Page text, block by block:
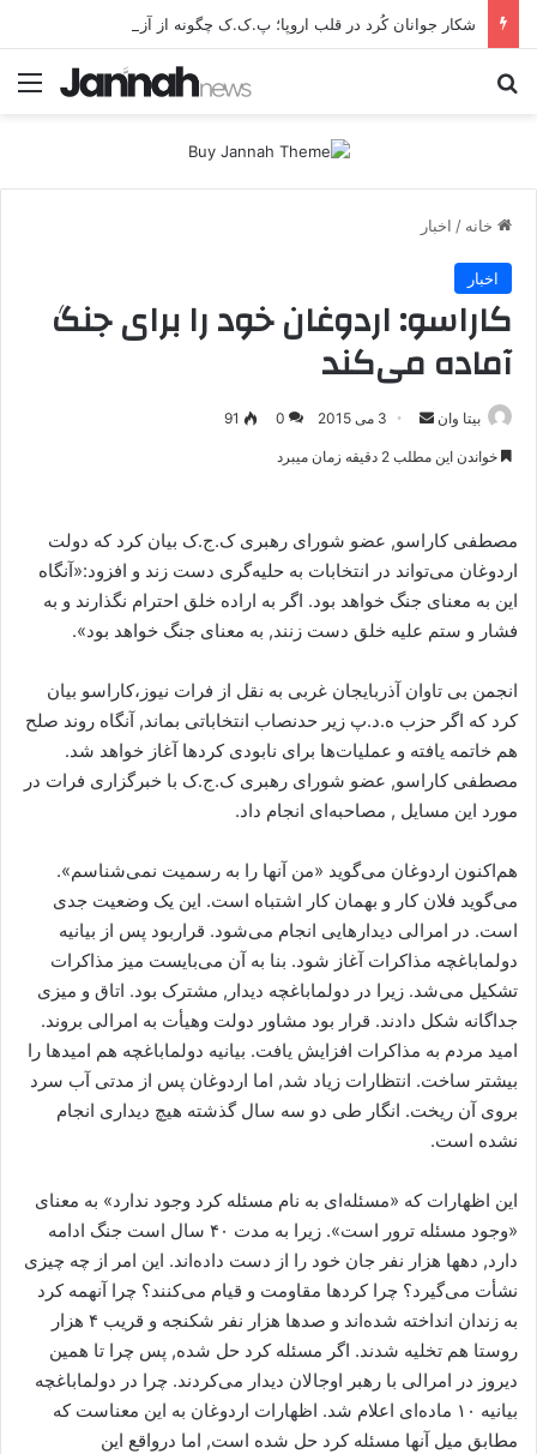
خانه / اخبار
اخبار
کاراسو: اردوغان خود را برای جنگ
آماده می‌کند
بیتا وان
ر
3 می 2015 0
91
خواندن این مطلب 2 دقیقه زمان میبرد
مصطفی کاراسو, عضو شورای رهبری ک.ج.ک بیان کرد که دولت
اردوغان می‌تواند در انتخابات به حلیه‌گری دست زند و افزود:«آنگاه
این به معنای جنگ خواهد بود. اگر به اراده خلق احترام نگذارند و به
فشار و ستم علیه خلق دست زنند, به معنای جنگ خواهد بود».
انجمن بی تاوان آذربایجان غربی به نقل از فرات نیوز،کاراسو بیان
کرد که اگر حزب ه.د.پ زیر حدنصاب انتخاباتی بماند, آنگاه روند صلح
هم خاتمه یافته و عملیات‌ها برای نابودی کردها آغاز خواهد شد.
مصطفی کاراسو, عضو شورای رهبری ک.ج.ک با خبرگزاری فرات در
مورد این مسایل , مصاحبه‌ای انجام داد.
هم‌اکنون اردوغان می‌گوید «من آنها را به رسمیت نمی‌شناسم».
می‌گوید فلان کار و بهمان کار اشتباه است. این یک وضعیت جدی
است. در امرالی دیدارهایی انجام می‌شود. قراربود پس از بیانیه
دولماباغچه مذاکرات آغاز شود. بنا به آن می‌بایست میز مذاکرات
تشکیل می‌شد. زیرا در دولماباغچه دیدار, مشترک بود. اتاق و میزی
جداگانه شکل دادند. قرار بود مشاور دولت وهیأت به امرالی بروند.
امید مردم به مذاکرات افزایش یافت. بیانیه دولماباغچه هم امیدها را
بیشتر ساخت. انتظارات زیاد شد, اما اردوغان پس از مدتی آب سرد
بروی آن ریخت. انگار طی دو سه سال گذشته هیچ دیداری انجام
نشده است.
این اظهارات که «مسئله‌ای به نام مسئله کرد وجود ندارد» به معنای
«وجود مسئله ترور است». زیرا به مدت ۴۰ سال است جنگ ادامه
دارد, دهها هزار نفر جان خود را از دست داده‌اند. این امر از چه چیزی
نشأت می‌گیرد؟ چرا کردها مقاومت و قیام می‌کنند؟ چرا آنهمه کرد
به زندان‌ انداخته شده‌اند و صدها هزار نفر شکنجه و قریب ۴ هزار
روستا هم تخلیه شدند. اگر مسئله کرد حل شده, پس چرا تا همین
دیروز در امرالی با رهبر اوجالان دیدار می‌کردند. چرا در دولماباغچه
بیانیه ۱۰ ماده‌ای اعلام شد. اظهارات اردوغان به این معناست که
مطابق میل آنها مسئله کرد حل شده است, اما درواقع این